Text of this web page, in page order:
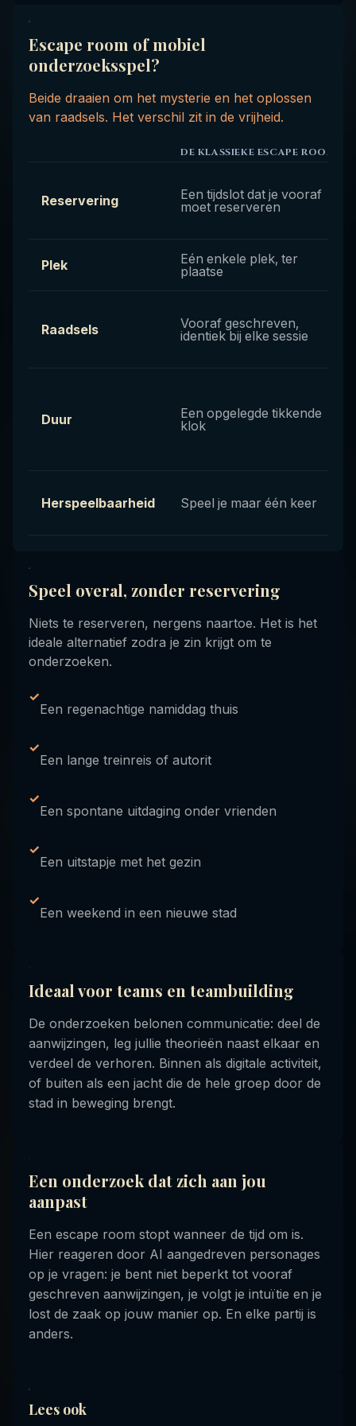
Escape room of mobiel
onderzoeksspel?
Beide draaien om het mysterie en het oplossen
van raadsels. Het verschil zit in de vrijheid.
DE KLASSIEKE ESCAPE ROOM
Reservering
Een tijdslot dat je vooraf
moet reserveren
Plek
Eén enkele plek, ter
plaatse
Raadsels
Vooraf geschreven,
identiek bij elke sessie
Duur
Een opgelegde tikkende
klok
Herspeelbaarheid Speel je maar één keer
Speel overal, zonder reservering
Niets te reserveren, nergens naartoe. Het is het
ideale alternatief zodra je zin krijgt om te
onderzoeken.
✓
Een regenachtige namiddag thuis
✓
Een lange treinreis of autorit
✓
Een spontane uitdaging onder vrienden
✓
Een uitstapje met het gezin
✓
Een weekend in een nieuwe stad
Ideaal voor teams en teambuilding
De onderzoeken belonen communicatie: deel de
aanwijzingen, leg jullie theorieën naast elkaar en
verdeel de verhoren. Binnen als digitale activiteit,
of buiten als een jacht die de hele groep door de
stad in beweging brengt.
Een onderzoek dat zich aan jou
aanpast
Een escape room stopt wanneer de tijd om is.
Hier reageren door AI aangedreven personages
op je vragen: je bent niet beperkt tot vooraf
geschreven aanwijzingen, je volgt je intuïtie en je
lost de zaak op jouw manier op. En elke partij is
anders.
Lees ook